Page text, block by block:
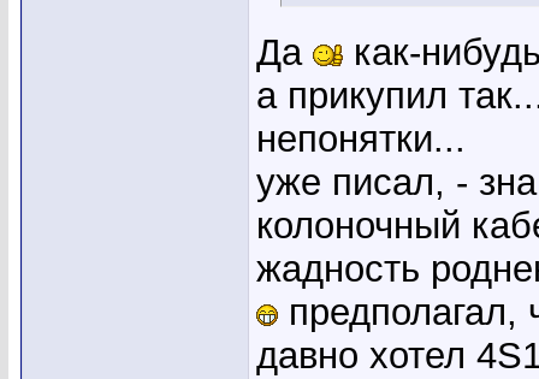
Да
как-
а прикупил
непонятки...
уже писал, -
колоночный
жадность
предполагал,
давно хотел